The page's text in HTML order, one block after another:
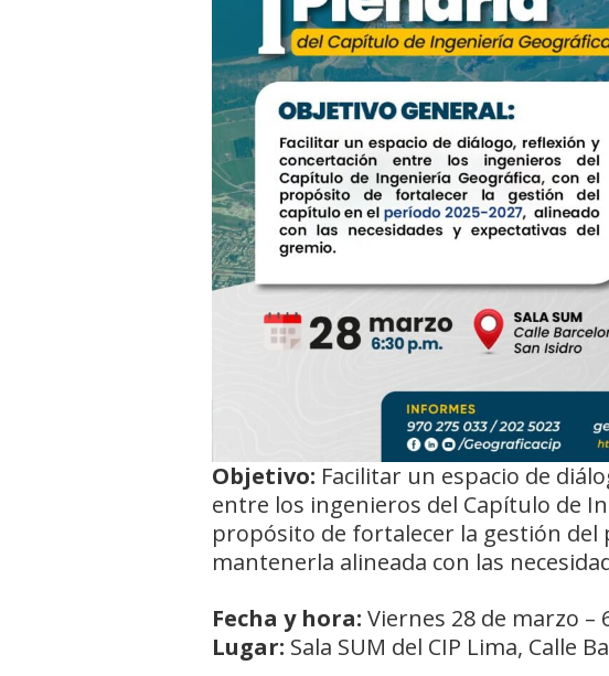
Objetivo: Facilitar un espacio de
entre los ingenieros del Capítulo de
propósito de fortalecer la gestión del
mantenerla alineada con las
Fecha y hora: Viernes 28 de marzo –
Lugar: Sala SUM del CIP Lima, Calle